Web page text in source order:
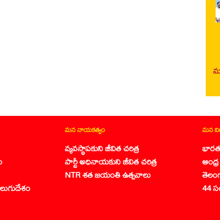
మన నాయకత్వం
వ్యవస్థాపకుని జీవిత చరిత్ర
పార్టీ అధినాయకుని జీవిత చరిత్ర
NTR శత జయంతి ఉత్సవాలు
మన
44